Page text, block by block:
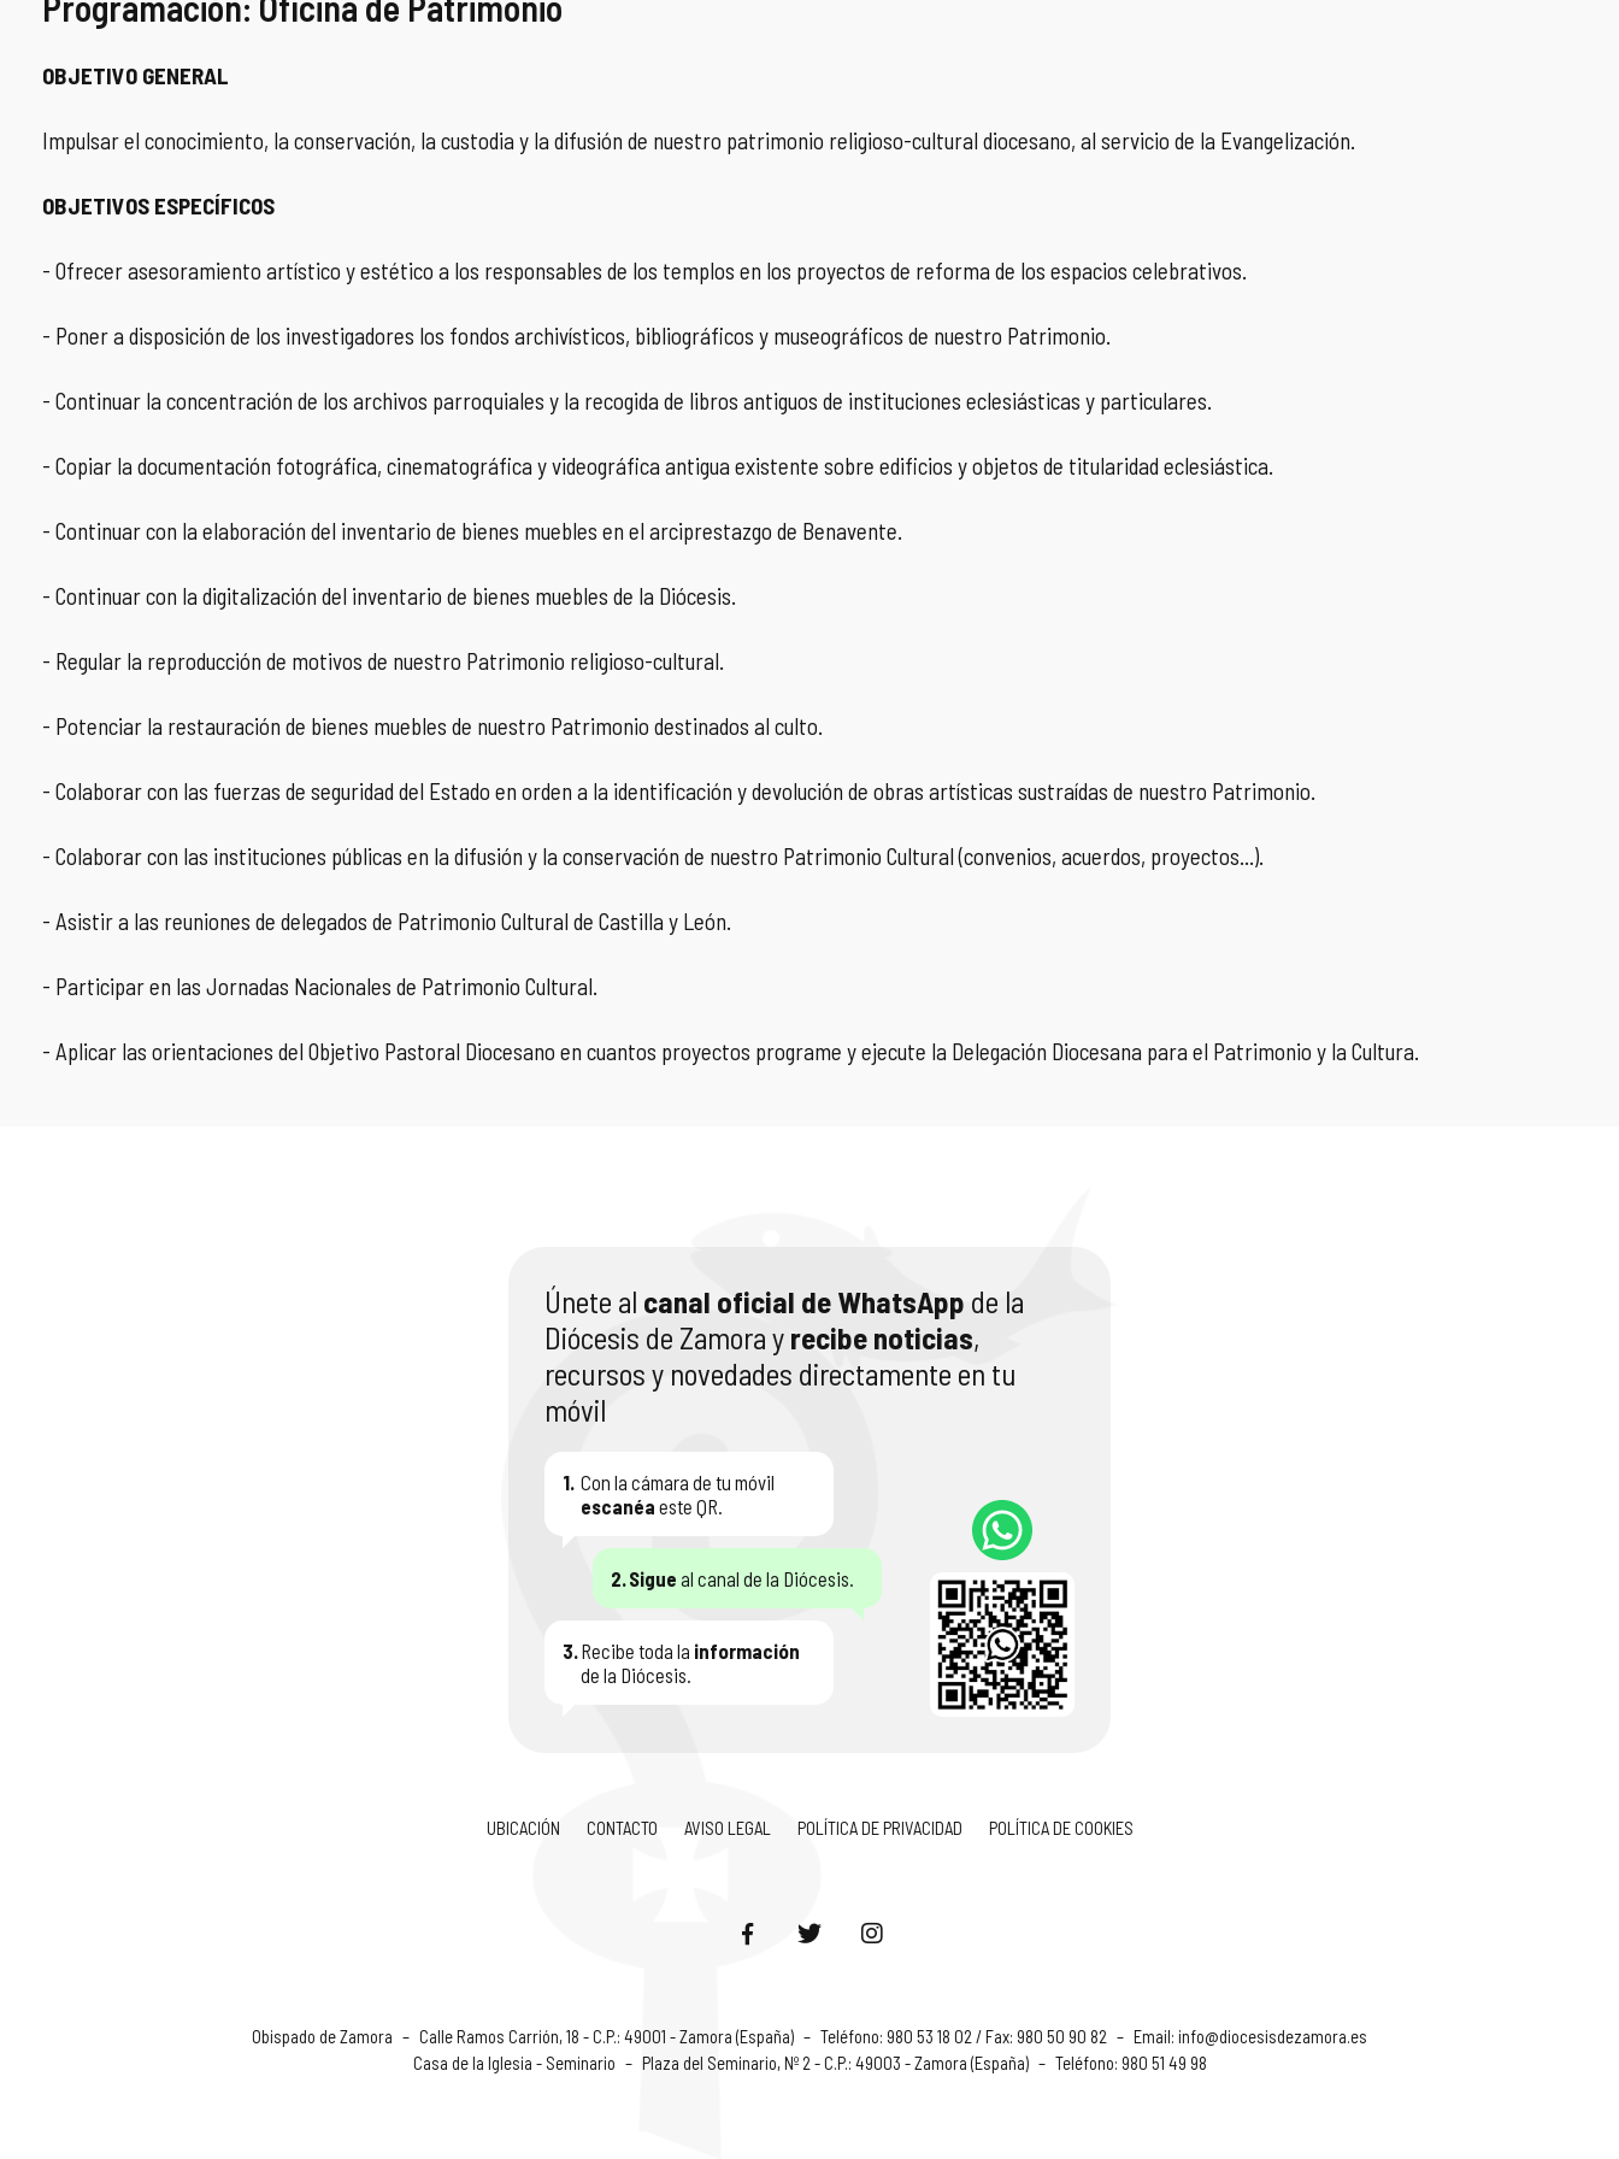
OBJETIVO GENERAL
Impulsar el conocimiento, la conservación, la custodia y la difusión de nuestro patrimonio religioso-cultural diocesano, al servicio de la Evangelización.
OBJETIVOS ESPECÍFICOS
- Ofrecer asesoramiento artístico y estético a los responsables de los templos en los proyectos de reforma de los espacios celebrativos.
- Poner a disposición de los investigadores los fondos archivísticos, bibliográficos y museográficos de nuestro Patrimonio.
- Continuar la concentración de los archivos parroquiales y la recogida de libros antiguos de instituciones eclesiásticas y particulares.
- Copiar la documentación fotográfica, cinematográfica y videográfica antigua existente sobre edificios y objetos de titularidad eclesiástica.
- Continuar con la elaboración del inventario de bienes muebles en el arciprestazgo de Benavente.
- Continuar con la digitalización del inventario de bienes muebles de la Diócesis.
- Regular la reproducción de motivos de nuestro Patrimonio religioso-cultural.
- Potenciar la restauración de bienes muebles de nuestro Patrimonio destinados al culto.
- Colaborar con las fuerzas de seguridad del Estado en orden a la identificación y devolución de obras artísticas sustraídas de nuestro Patrimonio.
- Colaborar con las instituciones públicas en la difusión y la conservación de nuestro Patrimonio Cultural (convenios, acuerdos, proyectos...).
- Asistir a las reuniones de delegados de Patrimonio Cultural de Castilla y León.
- Participar en las Jornadas Nacionales de Patrimonio Cultural.
- Aplicar las orientaciones del Objetivo Pastoral Diocesano en cuantos proyectos programe y ejecute la Delegación Diocesana para el Patrimonio y la Cultura.
Únete al canal oficial de WhatsApp de la
Diócesis de Zamora y recibe noticias,
recursos y novedades directamente en tu
móvil
1. Con la cámara de tu móvil
escanéa este QR.
2.Sigue al canal de la Diócesis.
3.Recibe toda la información
de la Diócesis.
UBICACIÓN CONTACTO AVISO LEGAL POLÍTICA DE PRIVACIDAD POLÍTICA DE COOKIES
Obispado de Zamora – Calle Ramos Carrión, 18 - C.P.: 49001 - Zamora (España) – Teléfono: 980 53 18 02 / Fax: 980 50 90 82 – Email: info@diocesisdezamora.es
Casa de la Iglesia - Seminario – Plaza del Seminario, Nº 2 - C.P.: 49003 - Zamora (España) – Teléfono: 980 51 49 98